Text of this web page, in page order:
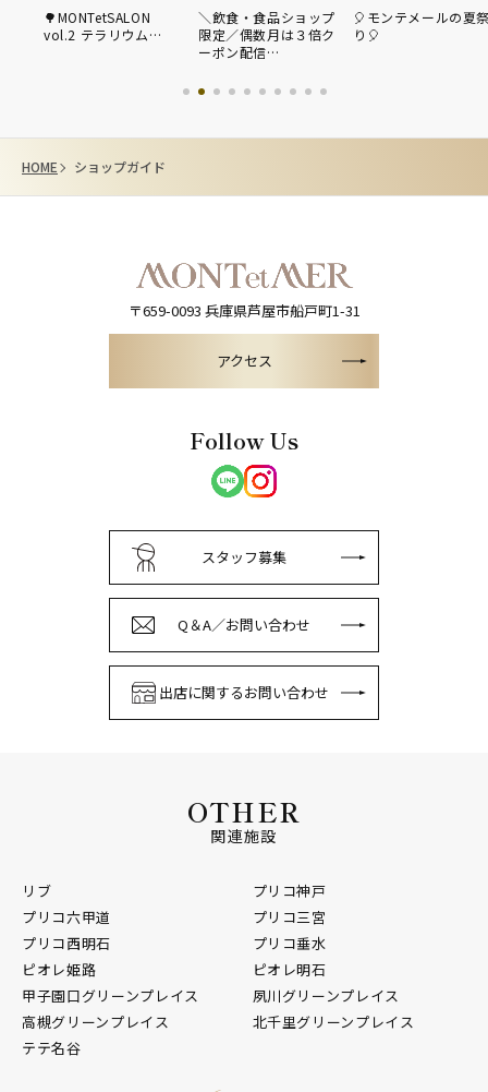
🌳MONTetSALON
vol.2 テラリウム…
＼飲食・食品ショップ
限定／偶数月は３倍ク
ーポン配信…
🎈モンテメールの夏
り🎈
HOME ショップガイド
〒659-0093 兵庫県芦屋市船戸町1-31
アクセス
Follow Us
スタッフ募集
Q＆A／お問い合わせ
出店に関するお問い合わせ
OTHER
関連施設
リブ
プリコ神戸
プリコ六甲道
プリコ三宮
プリコ西明石
プリコ垂水
ピオレ姫路
ピオレ明石
甲子園口グリーンプレイス
夙川グリーンプレイス
高槻グリーンプレイス
北千里グリーンプレイス
テテ名谷